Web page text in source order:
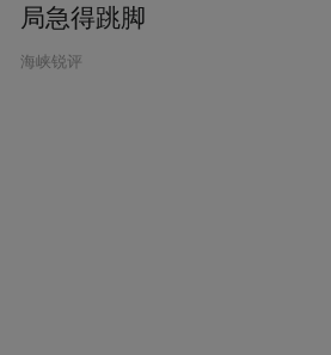
局急得跳脚
海峡锐评